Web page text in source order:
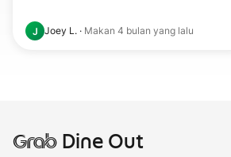
J Joey L. · Makan 4 bulan yang lalu
GrabDine Out